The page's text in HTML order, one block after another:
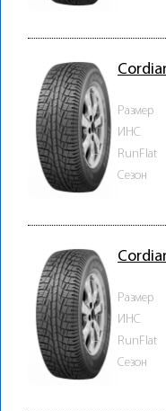
Размер
ИНС
RunFlat
Сезон
Размер
ИНС
RunFlat
Сезон